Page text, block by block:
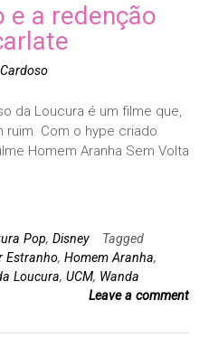
e a redenção
da Loucura é um filme que,
ruim. Com o hype criado
Homem Aranha Sem Volta
Pop, Disney
Tagged
Estranho, Homem Aranha,
Loucura, UCM, Wanda
Leave a comment